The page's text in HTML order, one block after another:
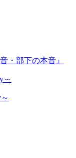
・部下の本音』
～